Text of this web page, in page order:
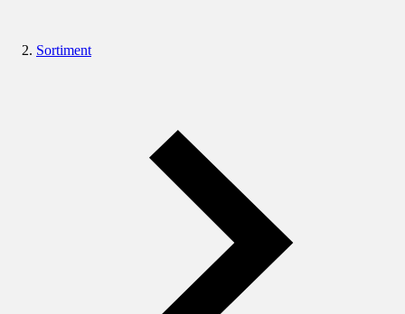
Sortiment